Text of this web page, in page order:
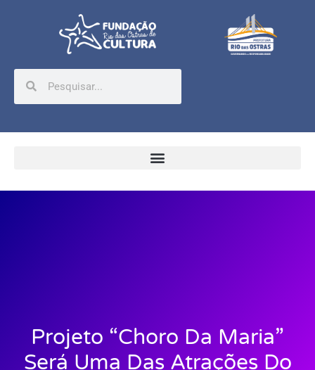
Projeto “Choro Da Maria”
Será Uma Das Atrações Do